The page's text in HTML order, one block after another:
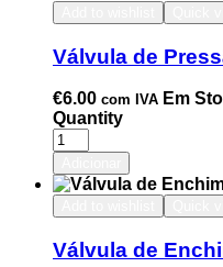
Válvula de
€6.00 com IVA Em
Quantity
Válvula de